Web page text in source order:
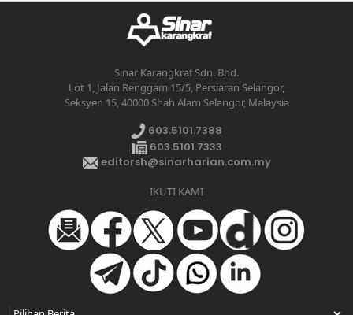
Sinar Karangkraf Sdn. Bhd.
Lot 1, Jalan Renggam 15/5, Persiaran Selangor,
Seksyen 15, 40000 Shah Alam Selangor, Malaysia
603.5101.7388
603.5101.7333
editorsh@sinarharian.com.my
IKUTI KAMI